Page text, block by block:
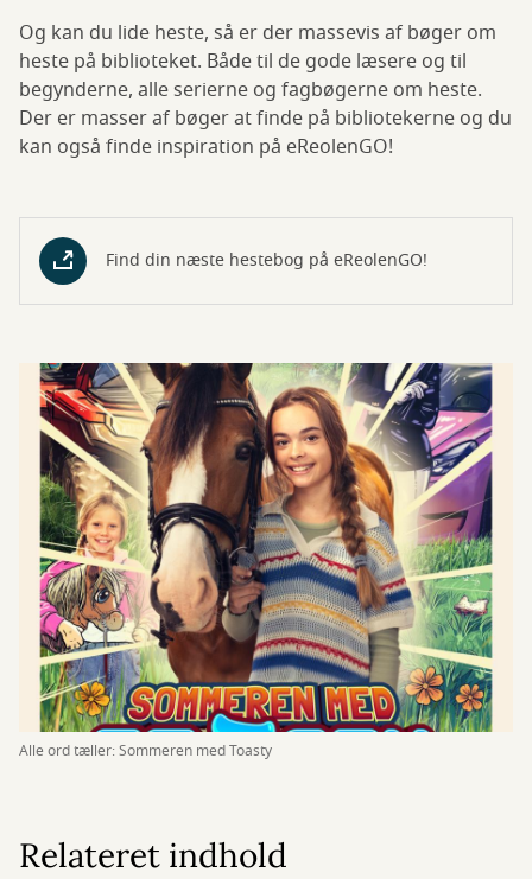
Og kan du lide heste, så er der massevis af bøger om
heste på biblioteket. Både til de gode læsere og til
begynderne, alle serierne og fagbøgerne om heste.
Der er masser af bøger at finde på bibliotekerne og du
kan også finde inspiration på eReolenGO!
Find din næste hestebog på eReolenGO!
Alle ord tæller: Sommeren med Toasty
Relateret indhold